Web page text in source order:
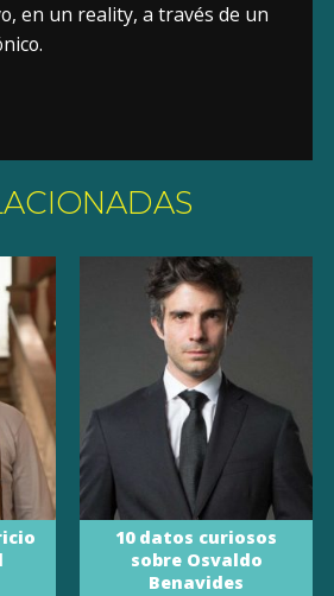
en un reality, a través de un
10 datos curiosos
sobre Osvaldo
Benavides